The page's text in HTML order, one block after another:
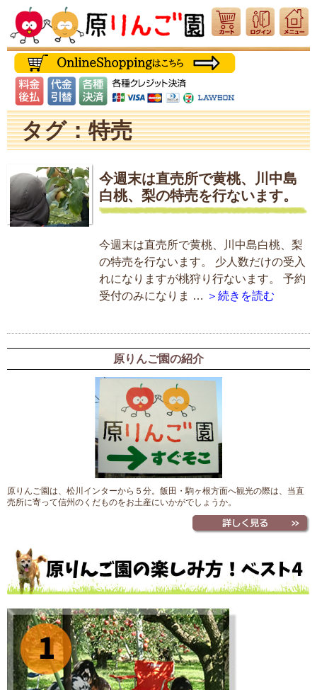
タグ：特売
今週末は直売所で黄桃、川中島
白桃、梨の特売を行ないます。
今週末は直売所で黄桃、川中島白桃、梨
の特売を行ないます。 少人数だけの受入
れになりますが桃狩り行ないます。 予約
受付のみになりま … ＞続きを読む
原りんご園の紹介
原りんご園は、松川インターから５分。飯田・駒ヶ根方面へ観光の際は、当直
売所に寄って信州のくだものをお土産にいかがでしょうか。